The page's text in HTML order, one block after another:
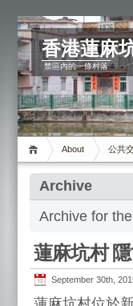
香港蓮麻
禁區內的一條村落
About 公共
Archive
Archive for
蓮麻坑村
September 30th,